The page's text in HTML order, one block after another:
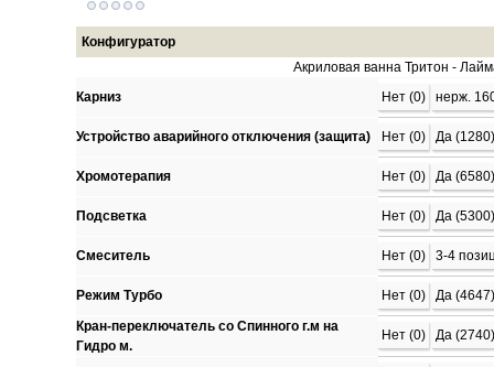
Конфигуратор
Акриловая ванна Тритон -
Карниз
Нет (0) нерж.
Устройство аварийного отключения (защита) Нет (0) Да (1280)
Хромотерапия Нет (0) Да (6580)
Подсветка Нет (0) Да (5300)
Смеситель Нет (0) 3-4
Режим Турбо Нет (0)
Да (4647)
Кран-переключатель со Спинного г.м на
Гидро м.
Нет (0) Да (2740)